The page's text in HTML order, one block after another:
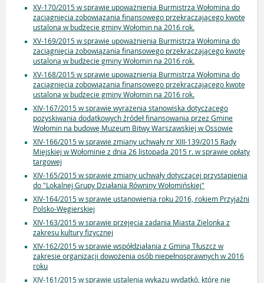
XV-170/2015 w sprawie upoważnienia Burmistrza Wołomina do
zaciągnięcia zobowiązania finansowego przekraczającego kwotę
ustaloną w budżecie gminy Wołomin na 2016 rok.
XV-169/2015 w sprawie upoważnienia Burmistrza Wołomina do
zaciągnięcia zobowiązania finansowego przekraczającego kwotę
ustaloną w budżecie gminy Wołomin na 2016 rok.
XV-168/2015 w sprawie upoważnienia Burmistrza Wołomina do
zaciągnięcia zobowiązania finansowego przekraczającego kwotę
ustaloną w budżecie gminy Wołomin na 2016 rok.
XIV-167/2015 w sprawie wyrażenia stanowiska dotyczacego
pozyskiwania dodatkowych źródeł finansowania przez Gmine
Wołomin na budowę Muzeum Bitwy Warszawskiej w Ossowie
XIV-166/2015 w sprawie zmiany uchwały nr XIII-139/2015 Rady
Miejskiej w Wołominie z dnia 26 listopada 2015 r. w sprawie opłaty
targowej
XIV-165/2015 w sprawie zmiany uchwały dotyczącej przystapienia
do "Lokalnej Grupy Działania Równiny Wołomińskiej"
XIV-164/2015 w sprawie ustanowienia roku 2016, rokiem Przyjaźni
Polsko-Węgierskiej
XIV-163/2015 w sprawie przejęcia zadania Miasta Zielonka z
zakresu kultury fizycznej
XIV-162/2015 w sprawie współdziałania z Gminą Tłuszcz w
zakresie organizacji dowożenia osób niepełnosprawnych w 2016
roku
XIV-161/2015 w sprawie ustalenia wykazu wydatkó, które nie